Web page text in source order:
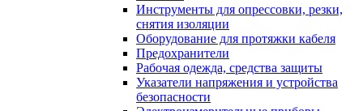
Инструменты для опрессовки, резки,
снятия изоляции
Оборудование для протяжки кабеля
Предохранители
Рабочая одежда, средства защиты
Указатели напряжения и устройства
безопасности